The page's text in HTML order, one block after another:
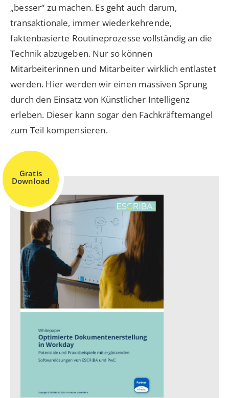
„besser“ zu machen. Es geht auch darum,
transaktionale, immer wiederkehrende,
faktenbasierte Routineprozesse vollständig an die
Technik abzugeben. Nur so können
Mitarbeiterinnen und Mitarbeiter wirklich entlastet
werden. Hier werden wir einen massiven Sprung
durch den Einsatz von Künstlicher Intelligenz
erleben. Dieser kann sogar den Fachkräftemangel
zum Teil kompensieren.
Gratis
Download